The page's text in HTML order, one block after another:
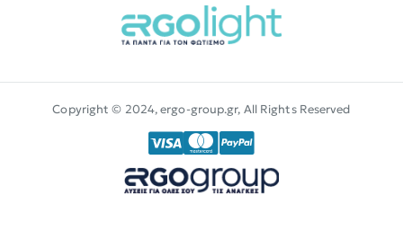
Copyright © 2024, ergo-group.gr, All Rights Reserved